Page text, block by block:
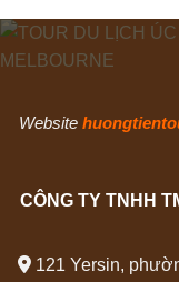
Website
CÔNG TY TNHH
121 Yersin,